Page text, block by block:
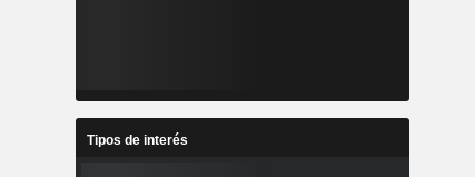
Tipos de interés